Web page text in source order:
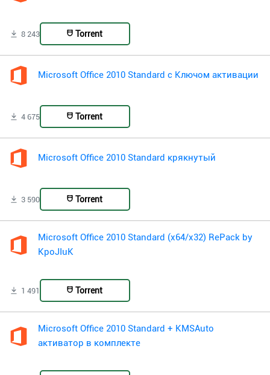
8 243 Torrent
Microsoft Office 2010 Standard с Ключом активации
4 675 Torrent
Microsoft Office 2010 Standard крякнутый
3 590 Torrent
Microsoft Office 2010 Standard (x64/x32) RePack by
KpoJIuK
1 491 Torrent
Microsoft Office 2010 Standard + KMSAuto
активатор в комплекте